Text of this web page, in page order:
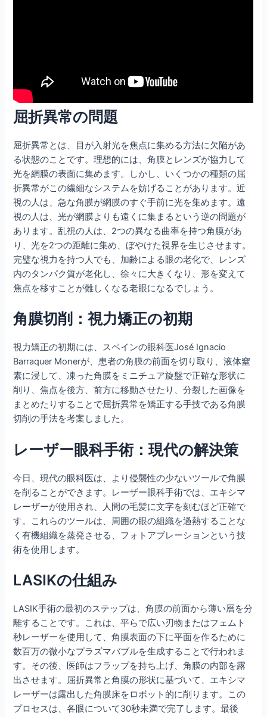
屈折異常の問題
屈折異常とは、目が入射光を焦点に集める方法に欠陥があ
る状態のことです。理想的には、角膜とレンズが協力して
光を網膜の表面に集めます。しかし、いくつかの種類の屈
折異常がこの繊細なシステムを妨げることがあります。近
視の人は、急な角膜が網膜のすぐ手前に光を集めます。遠
視の人は、光が網膜よりも遠くに集まるという逆の問題が
あります。乱視の人は、2つの異なる曲率を持つ角膜があ
り、光を2つの距離に集め、ぼやけた視界を生じさせます。
完璧な視力を持つ人でも、加齢による眼の老化で、レンズ
内のタンパク質が老化し、徐々に大きくなり、形を変えて
焦点を移すことが難しくなる老眼になるでしょう。
角膜切削：視力矯正の初期
視力矯正の初期には、スペインの眼科医José Ignacio
Barraquer Monerが、患者の角膜の前面を切り取り、液体窒
素に浸して、凍った角膜をミニチュア旋盤で正確な形状に
削り、焦点を後方、前方に移動させたり、分裂した画像を
まとめたりすることで屈折異常を矯正する手技である角膜
切削の手法を考案しました。
レーザー眼科手術：現代の解決策
今日、現代の眼科医は、より侵襲性の少ないツールで角膜
を削ることができます。レーザー眼科手術では、エキシマ
レーザーが使用され、人間の毛髪に文字を刻むほど正確で
す。これらのツールは、周囲の眼の組織を過熱することな
く有機組織を蒸発させる、フォトアブレーションという技
術を使用します。
LASIKの仕組み
LASIK手術の最初のステップは、角膜の前面から薄い層を分
離することです。これは、平らで広い刃物またはフェムト
秒レーザーを使用して、角膜表面の下に平面を作るために
数百万の微小なプラズマバブルを生成することで行われま
す。その後、医師はフラップを持ち上げ、角膜の内部を露
出させます。屈折異常と角膜の形状に基づいて、エキシマ
レーザーは露出した角膜床をロボット的に削ります。この
プロセスは、各眼について30秒未満で完了します。最後